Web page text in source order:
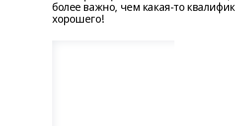
более важно, чем какая-то
хорошего!